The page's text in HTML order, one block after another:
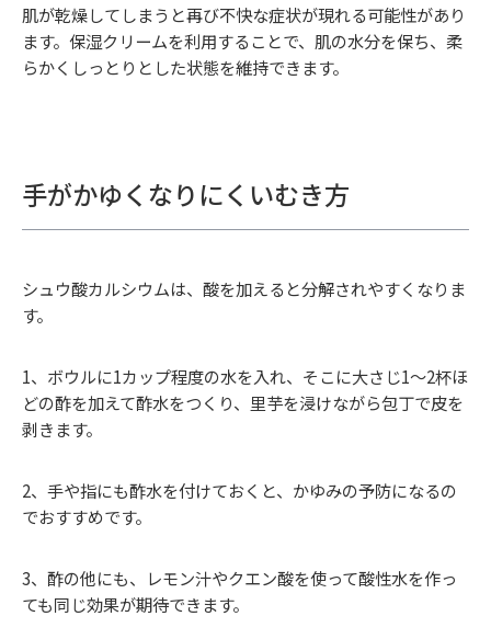
肌が乾燥してしまうと再び不快な症状が現れる可能性があり
ます。保湿クリームを利用することで、肌の水分を保ち、柔
らかくしっとりとした状態を維持できます。
手がかゆくなりにくいむき方
シュウ酸カルシウムは、酸を加えると分解されやすくなりま
す。
1、ボウルに1カップ程度の水を入れ、そこに大さじ1〜2杯ほ
どの酢を加えて酢水をつくり、里芋を浸けながら包丁で皮を
剥きます。
2、手や指にも酢水を付けておくと、かゆみの予防になるの
でおすすめです。
3、酢の他にも、レモン汁やクエン酸を使って酸性水を作っ
ても同じ効果が期待できます。